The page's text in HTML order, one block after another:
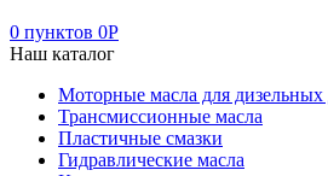
0 пунктов 0Р
Наш каталог
Моторные масла для дизельных
Трансмиссионные масла
Пластичные смазки
Гидравлические масла